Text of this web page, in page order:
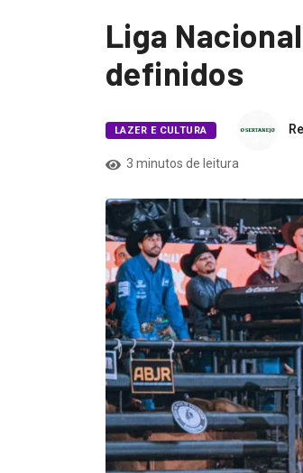
Liga
definidos
LAZER E CULTURA
3 minutos de leitura